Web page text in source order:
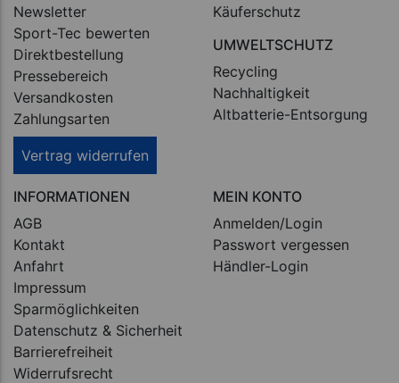
Newsletter
Sport-Tec bewerten
Direktbestellung
Pressebereich
Versandkosten
Zahlungsarten
Vertrag widerrufen
Käuferschutz
UMWELTSCHUTZ
Recycling
Nachhaltigkeit
Altbatterie-Entsorgung
INFORMATIONEN
AGB
Kontakt
Anfahrt
Impressum
Sparmöglichkeiten
Datenschutz & Sicherheit
Barrierefreiheit
Widerrufsrecht
MEIN KONTO
Anmelden/Login
Passwort vergessen
Händler-Login